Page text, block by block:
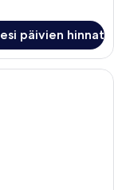
päivien hinnat
vuodevaatteet,